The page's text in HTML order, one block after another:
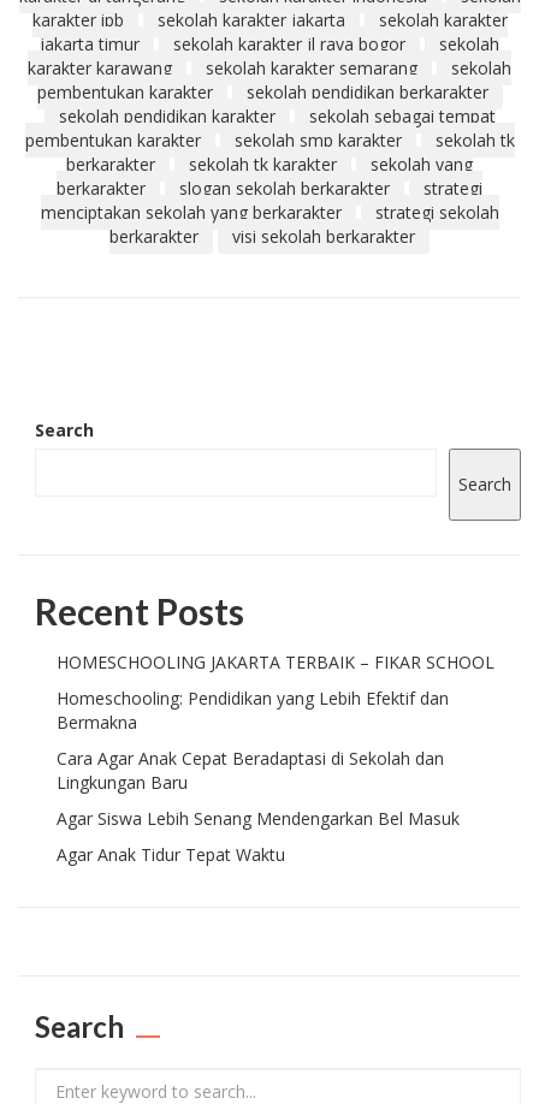
karakter ipb
sekolah karakter jakarta
sekolah karakter
jakarta timur
sekolah karakter jl raya bogor
sekolah
karakter karawang
sekolah karakter semarang
sekolah
pembentukan karakter
sekolah pendidikan berkarakter
sekolah pendidikan karakter
sekolah sebagai tempat
pembentukan karakter
sekolah smp karakter
sekolah tk
berkarakter
sekolah tk karakter
sekolah yang
berkarakter
slogan sekolah berkarakter
strategi
menciptakan sekolah yang berkarakter
strategi sekolah
berkarakter
visi sekolah berkarakter
Search
Search
Recent Posts
HOMESCHOOLING JAKARTA TERBAIK – FIKAR SCHOOL
Homeschooling: Pendidikan yang Lebih Efektif dan
Bermakna
Cara Agar Anak Cepat Beradaptasi di Sekolah dan
Lingkungan Baru
Agar Siswa Lebih Senang Mendengarkan Bel Masuk
Agar Anak Tidur Tepat Waktu
Search